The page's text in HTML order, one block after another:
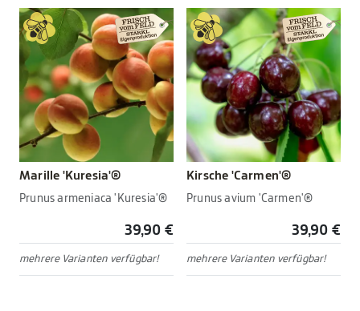
Marille 'Kuresia'®
Prunus armeniaca 'Kuresia'®
39,90 €
mehrere Varianten verfügbar!
Kirsche 'Carmen'®
Prunus avium 'Carmen'®
39,90 €
mehrere Varianten verfügbar!